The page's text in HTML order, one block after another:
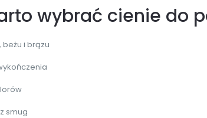
wybrać cienie do
i brązu
smug